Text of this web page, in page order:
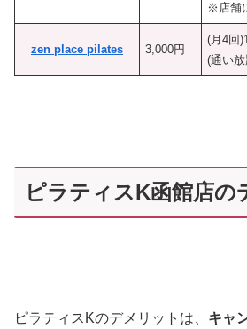
※店舗
zen place pilates 3,000円
(月4回
(通い
ピラティスK函館店の
ピラティスKのデメリットは、 キャ